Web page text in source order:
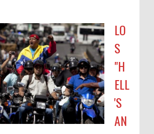
LO
S
"H
ELL
'S
AN